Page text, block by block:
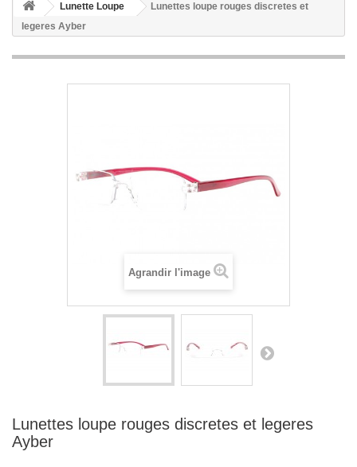
Lunette Loupe
Lunettes loupe rouges discretes et
legeres Ayber
Agrandir l'image
Lunettes loupe rouges discretes et legeres
Ayber